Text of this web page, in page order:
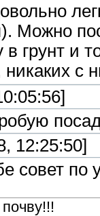
Можно
грунт и
никаких
12:25:50]
совет по